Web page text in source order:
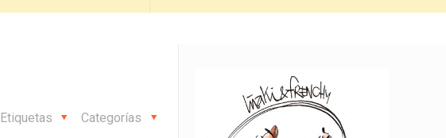
Categorías
Etiquetas